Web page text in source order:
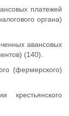
платежей
органа)
авансовых
(140).
(фермерского)